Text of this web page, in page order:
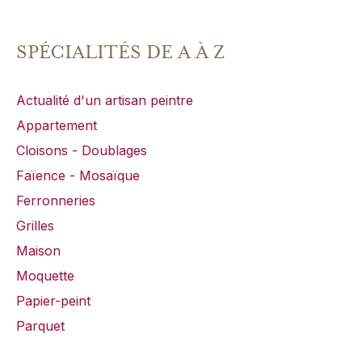
SPÉCIALITÉS DE A À Z
Actualité d'un artisan peintre
Appartement
Cloisons - Doublages
Faïence - Mosaïque
Ferronneries
Grilles
Maison
Moquette
Papier-peint
Parquet